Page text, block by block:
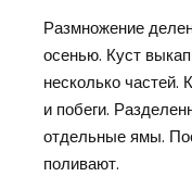
Размножение
осенью. Куст
несколько частей.
и побеги.
отдельные ямы.
поливают.